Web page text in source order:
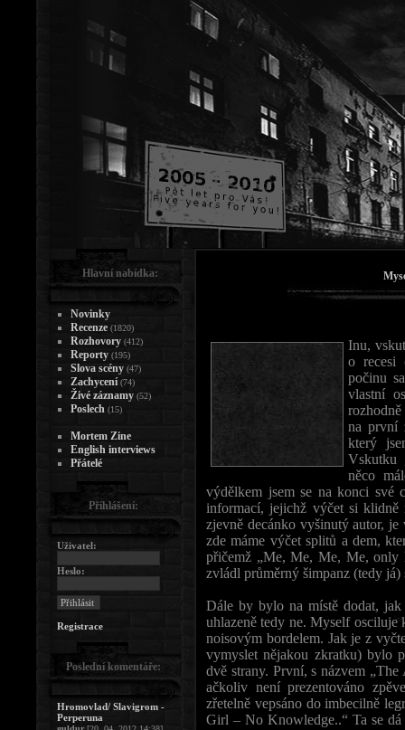
Inu,
o recesi
počinu
vlastní
na první
který
Vskutku
něco
výdělkem jsem se na konci své
informací, jejichž výčet si
zjevně decánko vyšinutý autor,
zde máme výčet splitů a dem,
přičemž „Me, Me, Me, Me,
zvládl průměrný šimpanz (tedy
Dále by bylo na místě dodat,
uhlazeně tedy ne. Myself osciluje
noisovým bordelem. Jak je z
vymyslet nějakou zkratku) bylo
dvě strany. První, s názvem
ačkoliv není prezentováno
zřetelně vepsáno do imbecilně
Girl – No Knowledge..“ Ta se
Hlavní nabídka:
Novinky
Recenze (1820)
Rozhovory (412)
Reporty (195)
Slova scény (47)
Zachycení (74)
Živé záznamy (52)
Poslech (15)
Mortem Zine
English interviews
Přátelé
Přihlášení:
Uživatel:
Heslo:
Registrace
Poslední komentáře:
Hromovlad/ Slavigrom -
Perperuna